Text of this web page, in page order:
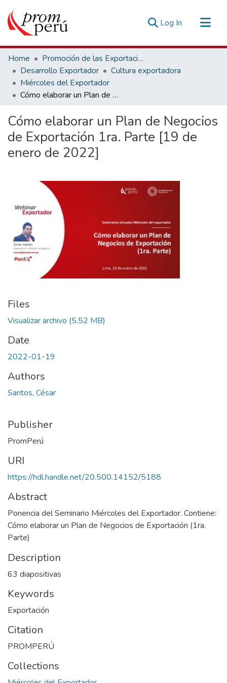
Log In (current)
Communities & Collections
All of DSpace
Statistics
Estadísticas Externas
Home
Promoción de las Exportaciones
Desarrollo Exportador
Cultura exportadora
Miércoles del Exportador
Cómo elaborar un Plan de Negocios de Exportación 1ra. Parte [19 de enero de 2022]
Cómo elaborar un Plan de Negocios
de Exportación 1ra. Parte [19 de
enero de 2022]
Files
Visualizar archivo (5.52 MB)
Date
2022-01-19
Authors
Santos, César
Publisher
PromPerú
URI
https://hdl.handle.net/20.500.14152/5188
Abstract
Ponencia del Seminario Miércoles del Exportador. Contiene:
Cómo elaborar un Plan de Negocios de Exportación (1ra.
Parte)
Description
63 diapositivas
Keywords
Exportación
Citation
PROMPERÚ
Collections